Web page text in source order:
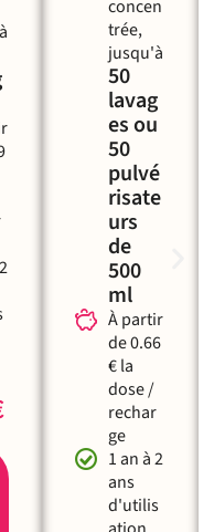
concen
trée,
jusqu'à
50
lavag
es ou
50
pulvé
risate
urs
de
500
ml
À partir
de 0.66
€ la
dose /
rechar
ge
1 an à 2
ans
d'utilis